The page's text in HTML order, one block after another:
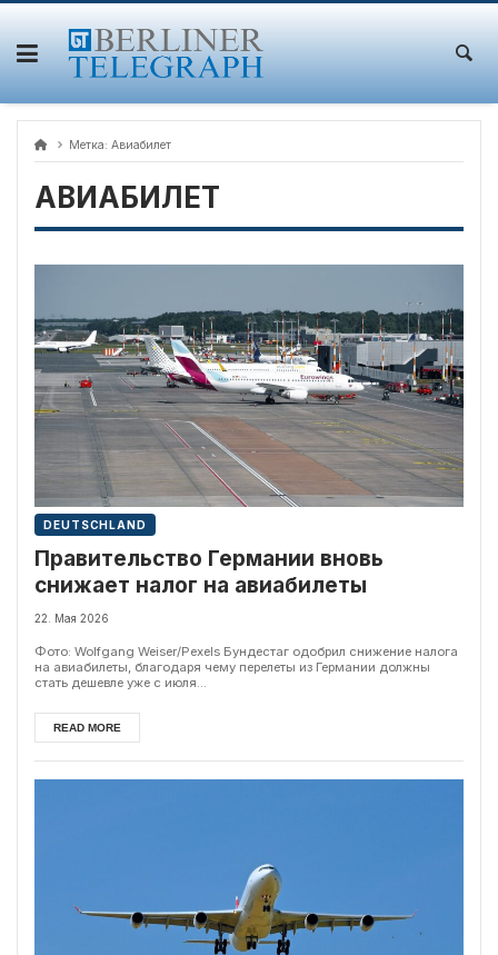
Skip
content
Метка: Авиабилет
АВИАБИЛЕТ
DEUTSCHLAND
Правительство Германии вновь
снижает налог на авиабилеты
22. Мая 2026
Фото: Wolfgang Weiser/Pexels Бундестаг одобрил снижение налога
на авиабилеты, благодаря чему перелеты из Германии должны
стать дешевле уже с июля...
READ MORE